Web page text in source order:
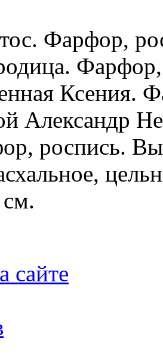
Фарфор,
Ксения.
Александр
роспись.
сайте